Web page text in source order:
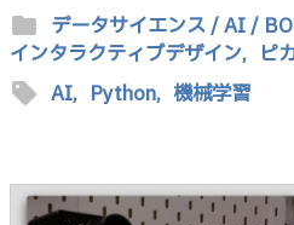
folder データサイエンス / AI /
インタラクティブデザイン, ピ
sell AI, Python, 機械学習